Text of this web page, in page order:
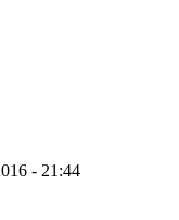
- 21:44